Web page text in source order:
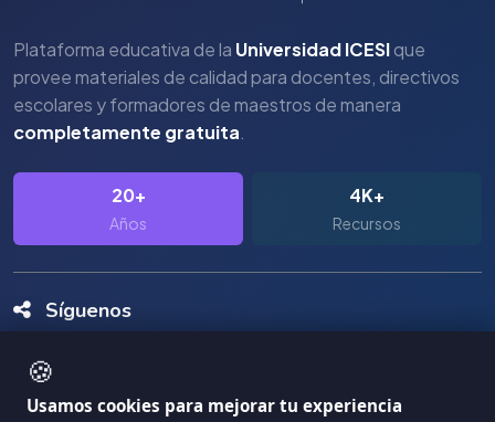
🍪
Usamos cookies para mejorar tu experiencia
Plataforma educativa de la Universidad ICESIque
provee materiales de calidad para docentes, directivos
escolares y formadores de maestros de manera
completamente gratuita.
20+
Años
4K+
Recursos
Síguenos